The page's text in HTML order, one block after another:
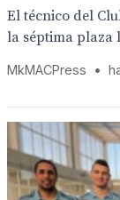
El técnico del
la séptima plaza
MkMACPress •